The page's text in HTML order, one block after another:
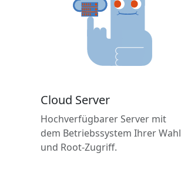
Cloud Server
Hochverfügbarer Server mit
dem Betriebssystem Ihrer Wahl
und Root-Zugriff.